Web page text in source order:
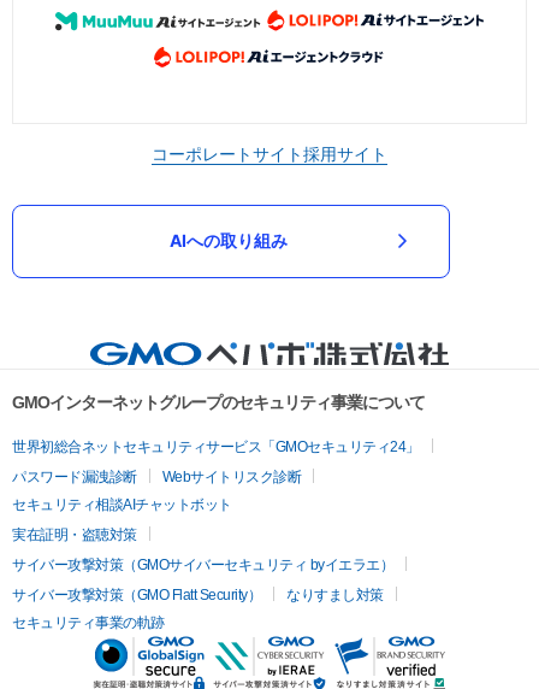
コーポレートサイト採用サイト
AIへの取り組み
GMOインターネットグループのセキュリティ事業について
世界初総合ネットセキュリティサービス「GMOセキュリティ24」
パスワード漏洩診断
Webサイトリスク診断
セキュリティ相談AIチャットボット
実在証明・盗聴対策
サイバー攻撃対策（GMOサイバーセキュリティ byイエラエ）
サイバー攻撃対策（GMO Flatt Security）
なりすまし対策
セキュリティ事業の軌跡